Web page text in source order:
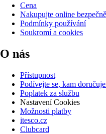
Cena
Nakupujte online bezpečně
Podmínky používání
Soukromí a cookies
O nás
Přístupnost
Podívejte se, kam
Poplatek za službu
Nastavení Cookies
Možnosti platby
itesco.cz
Clubcard